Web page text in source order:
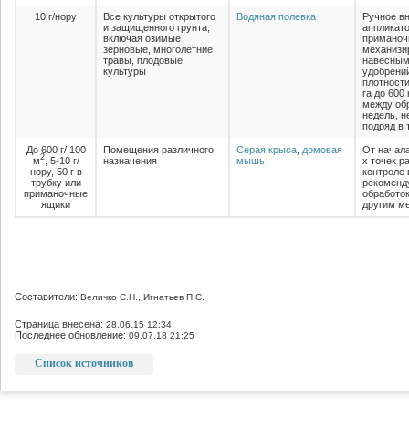
10 г/нору
Все культуры открытого
и защищенного грунта,
включая озимые
зерновые, многолетние
травы, плодовые
культуры
Водяная полевка
Ручное
га до 600
между
недель,
подряд в
До 600 г/ 100
м2, 5-10 г/
нору, 50 г в
трубку или
приманочные
ящики
Помещения различного
назначения
Серая крыса домовая
мышь
От
х точек
контроле
другим
Составители: Величко С.Н., Игнатьев П.С.
Страница внесена: 28.06.15 12:34
Последнее обновление: 09.07.18 21:25
Список источников